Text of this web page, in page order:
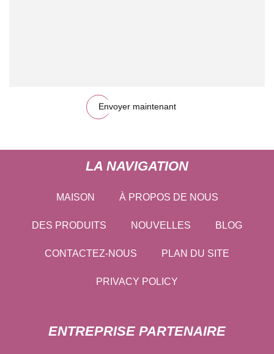
Envoyer maintenant
LA NAVIGATION
MAISON À PROPOS DE NOUS
DES PRODUITS NOUVELLES BLOG
CONTACTEZ-NOUS PLAN DU SITE
PRIVACY POLICY
ENTREPRISE PARTENAIRE